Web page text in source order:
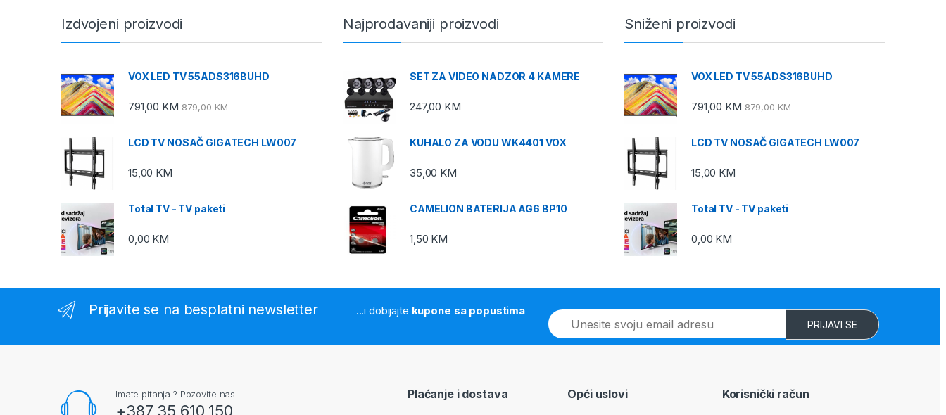
Izdvojeni proizvodi
VOX LED TV 55ADS316BUHD
791,00 KM 879,00KM
LCD TV NOSAČ GIGATECH LW007
15,00 KM
Total TV - TV paketi
0,00 KM
Najprodavaniji proizvodi
SET ZA VIDEO NADZOR 4 KAMERE
247,00 KM
KUHALO ZA VODU WK4401 VOX
35,00 KM
CAMELION BATERIJA AG6 BP10
1,50 KM
Sniženi proizvodi
VOX LED TV 55ADS316BUHD
791,00 KM 879,00KM
LCD TV NOSAČ GIGATECH LW007
15,00 KM
Total TV - TV paketi
0,00 KM
Prijavite se na besplatni newsletter ...i dobijajte kupone sa popustima
E
m
a
PRIJAVI SE
Imate pitanja ? Pozovite nas!
+387 35 610 150
Plaćanje i dostava Opći uslovi Korisnički račun